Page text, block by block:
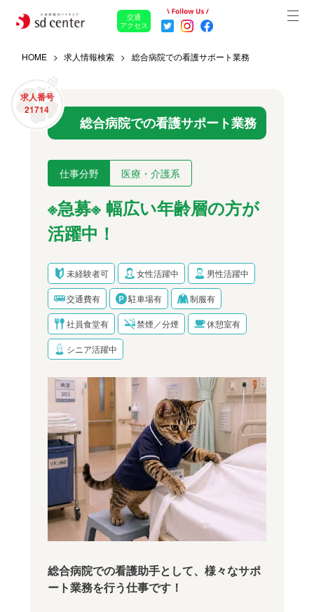
交通
アクセス
HOME 求人情報検索 総合病院での看護サポート業務
求人番号
21714
総合病院での看護サポート業務
仕事分野 医療・介護系
※急募※ 幅広い年齢層の方が
活躍中！
未経験者可 女性活躍中 男性活躍中
交通費有 駐車場有 制服有
社員食堂有 禁煙／分煙 休憩室有
シニア活躍中
総合病院での看護助手として、様々なサポ
ート業務を行う仕事です！